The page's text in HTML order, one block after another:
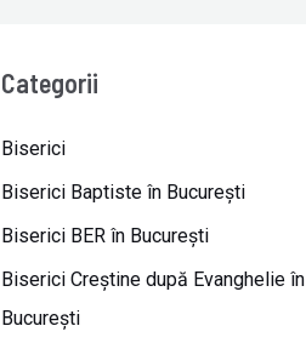
Categorii
Biserici
Biserici Baptiste în Bucureşti
Biserici BER în Bucureşti
Biserici Creştine după Evanghelie în
Bucureşti